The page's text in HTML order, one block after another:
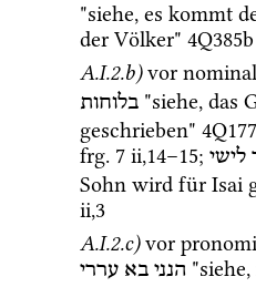
"siehe, es kommt
der Völker" 4Q385b
A.I.2.b)vor
בלוחות "siehe, das
geschrieben" 4Q177
frg. 7 ii,14–15; לישי
Sohn wird für Isai
ii,3
A.I.2.c)vor
הנני בא עררי